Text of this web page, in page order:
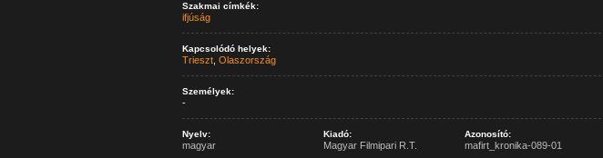
Szakmai címkék:
ifjúság
Kapcsolódó helyek:
Trieszt, Olaszország
Személyek:
-
Nyelv:
magyar
Kiadó:
Magyar Filmipari R.T.
Azonosító:
mafirt_kronika-089-01